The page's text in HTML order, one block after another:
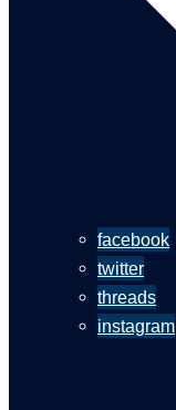
facebook
twitter
threads
instagram